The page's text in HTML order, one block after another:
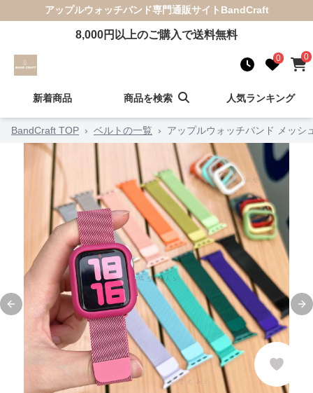
アップルウォッチバンド専門通販サイト BandCraft
8,000円以上のご購入で送料無料
0 0
新着商品 商品を検索 人気ランキング
BandCraft TOP › ベルトの一覧 › アップルウォッチバンド メッシ
Previous slide